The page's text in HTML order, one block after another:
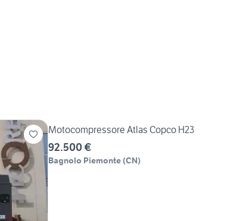
Motocompressore Atlas Copco H23
92.500 €
Bagnolo Piemonte (CN)